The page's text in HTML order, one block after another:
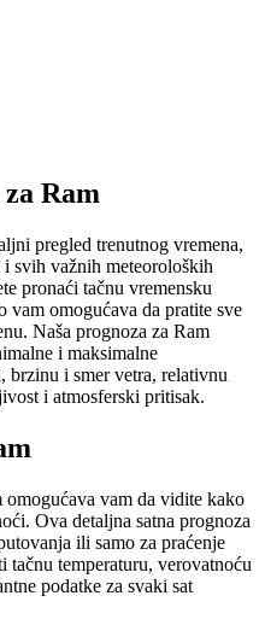
Ram
pregled trenutnog vremena,
svih važnih meteoroloških
pronaći tačnu vremensku
vam omogućava da pratite sve
Naša prognoza za Ram
i maksimalne
brzinu i smer vetra, relativnu
i atmosferski pritisak.
omogućava vam da vidite kako
Ova detaljna satna prognoza
ili samo za praćenje
tačnu temperaturu, verovatnoću
podatke za svaki sat